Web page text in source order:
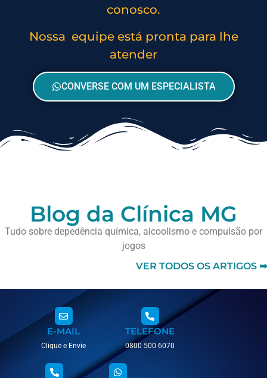
conosco.
Nossa equipe está pronta para lhe
atender
CONVERSE COM UM ESPECIALISTA
Blog da Clínica MG
Tudo sobre depedência química, alcoolismo e compulsão por
jogos
VER TODOS OS ARTIGOS ➡
E-MAIL
Clique e Envie
TELEFONE
0800 500 6070